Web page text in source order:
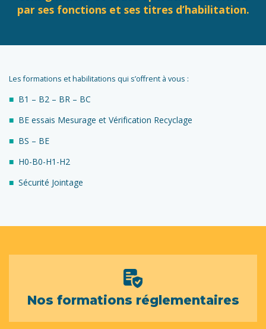
par ses fonctions et ses titres d’habilitation.
Les formations et habilitations qui s’offrent à vous :
B1 – B2 – BR – BC
BE essais Mesurage et Vérification Recyclage
BS – BE
H0-B0-H1-H2
Sécurité Jointage
Nos formations réglementaires